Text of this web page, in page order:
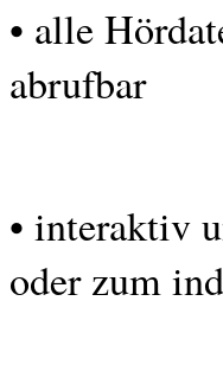
• alle
abrufbar
• interaktiv
oder zum